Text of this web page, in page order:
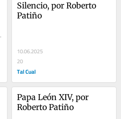
Silencio, por Roberto
Patiño
10.06.2025
20
Tal Cual
Papa León XIV, por
Roberto Patiño